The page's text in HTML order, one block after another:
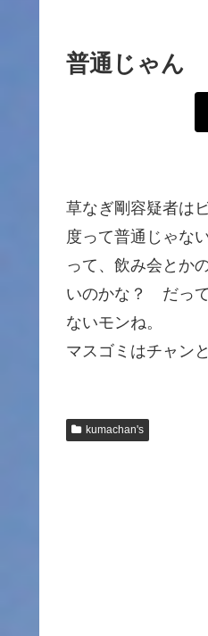
普通じゃん
草なぎ剛容疑者は
度って普通じゃな
って、飲み会とか
いのかな？ だって
ないモンね。
マスゴミはチャン
kumachan's